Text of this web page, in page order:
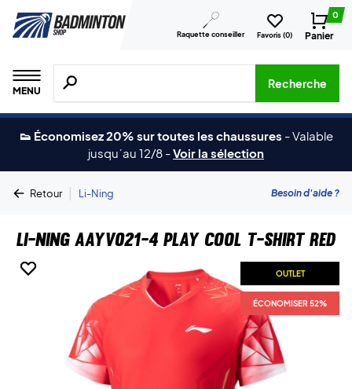
Raquette conseiller Favoris (0)
0
Panier
MENU
Recherche de produits, de marques, etc.
Recherche
👟 Économisez 20% sur toutes les chaussures -Valable
jusqu´au 12/8 -Voir la sélection
Retour | Li-Ning Besoin d'aide ?
Li-Ning AAYV021-4 Play Cool T-shirt Red
OUTLET
ÉCONOMISER 52%
OUTLET
ÉCONOMISER 52%